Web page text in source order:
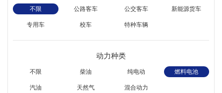
不限 公路客车 公交客车 新能源货车
专用车 校车 特种车辆
动力种类
不限 柴油 纯电动 燃料电池
汽油 天然气 混合动力